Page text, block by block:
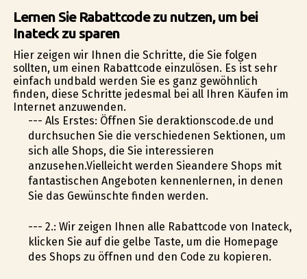
Lernen Sie Rabattcode zu nutzen, um bei
Inateck zu sparen
Hier zeigen wir Ihnen die Schritte, die Sie folgen
sollten, um einen Rabattcode einzulösen. Es ist sehr
einfach undbald werden Sie es ganz gewöhnlich
finden, diese Schritte jedesmal bei all Ihren Käufen im
Internet anzuwenden.
--- Als Erstes: Öffnen Sie deraktionscode.de und
durchsuchen Sie die verschiedenen Sektionen, um
sich alle Shops, die Sie interessieren
anzusehen.Vielleicht werden Sieandere Shops mit
fantastischen Angeboten kennenlernen, in denen
Sie das Gewünschte finden werden.
--- 2.: Wir zeigen Ihnen alle Rabattcode von Inateck,
klicken Sie auf die gelbe Taste, um die Homepage
des Shops zu öffnen und den Code zu kopieren.